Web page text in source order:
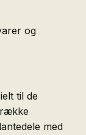
og
til de
med